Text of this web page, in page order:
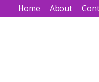
Home About